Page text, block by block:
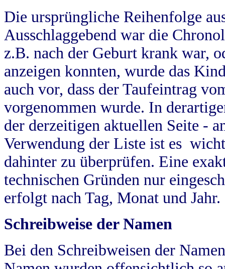
Die ursprüngliche Reihenfolge
Ausschlaggebend war die
z.B. nach der Geburt krank war,
anzeigen konnten, wurde das
auch vor, dass der Taufeintrag
vorgenommen wurde. In
der derzeitigen aktuellen Seite -
Verwendung der Liste ist es
dahinter zu überprüfen. Eine
technischen Gründen nur
erfolgt nach Tag, Monat und Jahr.
Schreibweise der Namen
Bei den Schreibweisen der